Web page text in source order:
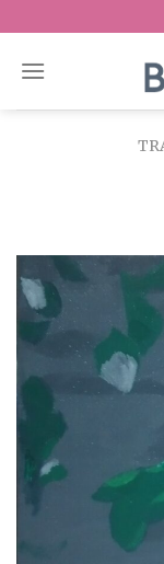
to
content